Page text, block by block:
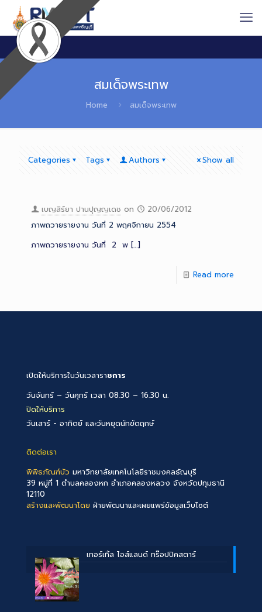
สมเด็จพระเทพ
Home สมเด็จพระเทพ
Categories Tags Authors Show all
เบญสิร์ยา ปานปุญญเดช on
20/06/2012
ภาพถวายรายงาน วันที่ 2 พฤศจิกายน 2554
ภาพถวายรายงาน วันที่ 2 พ […]
Read more
เปิดให้บริการในวันเวลาราชการ
วันจันทร์ – วันศุกร์ เวลา 08.30 – 16.30 น.
ปิดให้บริการ
วันเสาร์ - อาทิตย์ และวันหยุดนักขัตฤกษ์
ติดต่อเรา
พิพิธภัณฑ์บัว มหาวิทยาลัยเทคโนโลยีราชมงคลธัญบุรี
39 หมู่ที่ 1 ตำบลคลองหก อำเภอคลองหลวง จังหวัดปทุมธานี
12110
สร้างและพัฒนาโดย ฝ่ายพัฒนาและเผยแพร่ข้อมูลเว็บไซต์
เทอร์เทิ้ล ไอส์แลนด์ ทร๊อปปิคสตาร์